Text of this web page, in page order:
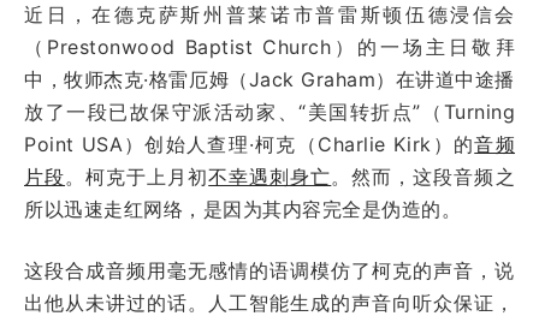
近日，在德克萨斯州普莱诺市普雷斯顿伍德浸信会
（Prestonwood Baptist Church）的一场主日敬拜
中，牧师杰克·格雷厄姆（Jack Graham）在讲道中途播
放了一段已故保守派活动家、“美国转折点”（Turning
Point USA）创始人查理·柯克（Charlie Kirk）的音频
片段。柯克于上月初不幸遇刺身亡。然而，这段音频之
所以迅速走红网络，是因为其内容完全是伪造的。
这段合成音频用毫无感情的语调模仿了柯克的声音，说
出他从未讲过的话。人工智能生成的声音向听众保证，